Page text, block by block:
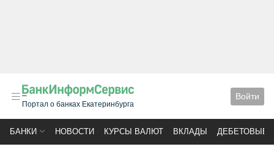
Портал о банках Екатеринбурга
Войти
БАНКИ НОВОСТИ КУРСЫ ВАЛЮТ ВКЛАДЫ ДЕБЕТОВЫЕ